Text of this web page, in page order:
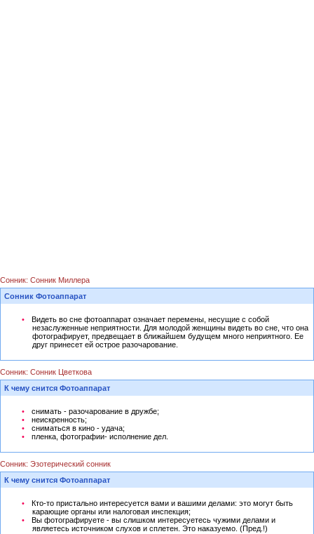
Сонник: Сонник Миллера
Сонник Фотоаппарат
Видеть во сне фотоаппарат означает перемены, несущие с собой
незаслуженные неприятности. Для молодой женщины видеть во сне, что она
фотографирует, предвещает в ближайшем будущем много неприятного. Ее
друг принесет ей острое разочарование.
Сонник: Сонник Цветкова
К чему снится Фотоаппарат
снимать - разочарование в дружбе;
неискренность;
сниматься в кино - удача;
пленка, фотографии- исполнение дел.
Сонник: Эзотерический сонник
К чему снится Фотоаппарат
Кто-то пристально интересуется вами и вашими делами: это могут быть
карающие органы или налоговая инспекция;
Вы фотографируете - вы слишком интересуетесь чужими делами и
являетесь источником слухов и сплетен. Это наказуемо. (Пред.!)